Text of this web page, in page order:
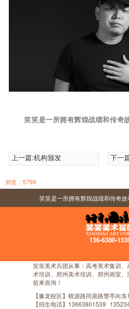
笑笑是一所拥有辉煌战绩和传奇
上一篇:机构颁发 下一
浏览：5799
笑笑是一所拥有辉煌战绩和传奇故
136-6380-
笑笑美术兵团从事：高考美术集训
术培训、郑州美术培训、郑州画室
前来咨询！
【豫龙校区】棋源路同鼎路警亭向
【招生电话】 13663801539